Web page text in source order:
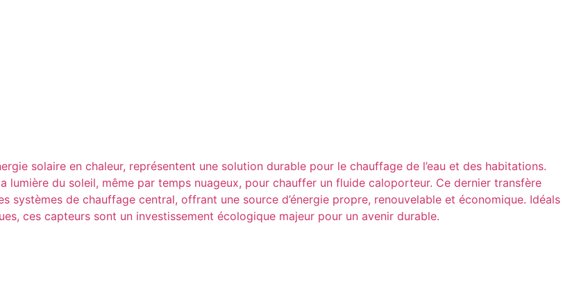
solaire en chaleur, représentent une solution durable pour le chauffage de l’eau et des habitations.
lumière du soleil, même par temps nuageux, pour chauffer un fluide caloporteur. Ce dernier transfère
systèmes de chauffage central, offrant une source d’énergie propre, renouvelable et économique. Idéals
ces capteurs sont un investissement écologique majeur pour un avenir durable.